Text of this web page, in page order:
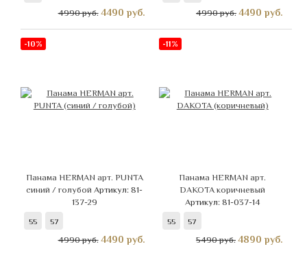
4990 руб. 4490 руб. 4990 руб. 4490 руб.
-10%
Панама HERMAN арт. PUNTA
синий / голубойАртикул: 81-
137-29
55 57
4990 руб. 4490 руб.
-11%
Панама HERMAN арт.
DAKOTA коричневый
Артикул: 81-037-14
55 57
5490 руб. 4890 руб.